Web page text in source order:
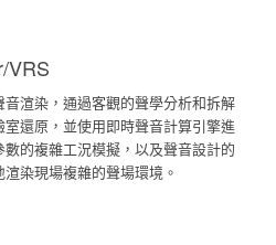
VRS
渲染，通過客觀的聲學分析和拆解
還原，並使用即時聲音計算引擎進
的複雜工況模擬，以及聲音設計的
染現場複雜的聲場環境。